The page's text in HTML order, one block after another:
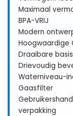
Maximaal
BPA-VRIJ
Modern
Hoogwaardige
Draaibare basis
Drievoudig
Waterniveau-
Gaasfilter
verpakking